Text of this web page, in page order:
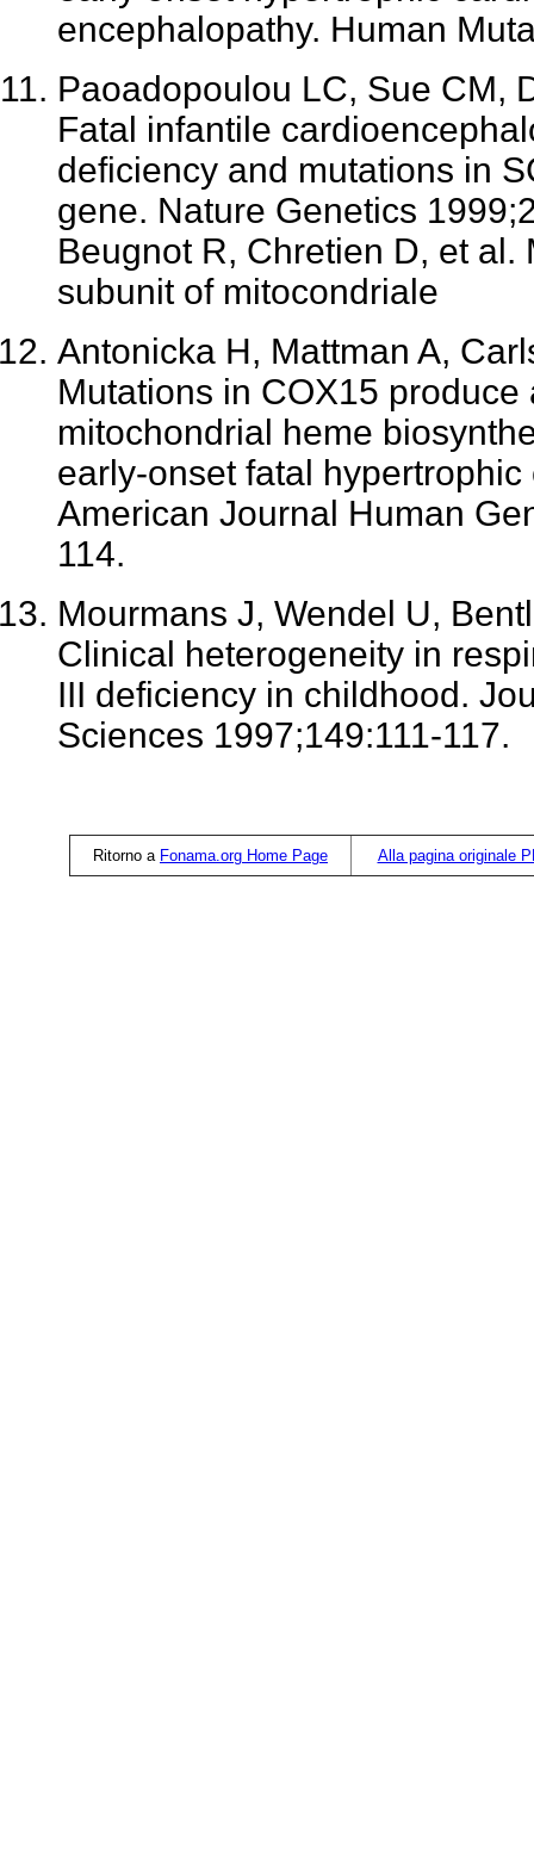
encephalopathy. Human
Paoadopoulou LC, Sue CM,
Fatal infantile
deficiency and mutations in
gene. Nature Genetics
Beugnot R, Chretien D, et al.
subunit of mitocondriale
Antonicka H, Mattman A,
Mutations in COX15 produce
mitochondrial heme
early-onset fatal
American Journal Human
114.
Mourmans J, Wendel U,
Clinical heterogeneity in
III deficiency in childhood.
Sciences 1997;149:111-117.
Ritorno a Fonama.org Home Page Alla pagina originale